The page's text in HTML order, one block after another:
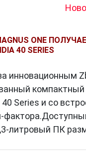
ONE
40 SERIES
инновационным
40 Series и со
литровый ПК